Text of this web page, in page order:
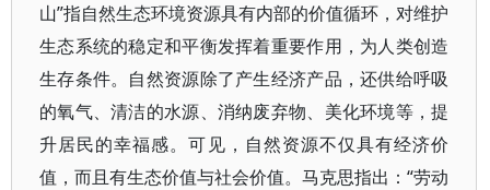
山”指自然生态环境资源具有内部的价值循环，对维护
生态系统的稳定和平衡发挥着重要作用，为人类创造
生存条件。自然资源除了产生经济产品，还供给呼吸
的氧气、清洁的水源、消纳废弃物、美化环境等，提
升居民的幸福感。可见，自然资源不仅具有经济价
值，而且有生态价值与社会价值。马克思指出：“劳动